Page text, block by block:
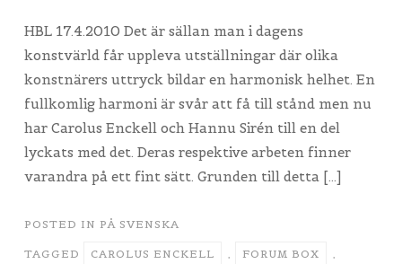
HBL 17.4.2010 Det är sällan man i dagens
konstvärld får uppleva utställningar där olika
konstnärers uttryck bildar en harmonisk helhet. En
fullkomlig harmoni är svår att få till stånd men nu
har Carolus Enckell och Hannu Sirén till en del
lyckats med det. Deras respektive arbeten finner
varandra på ett fint sätt. Grunden till detta […]
POSTED IN PÅ SVENSKA
TAGGED CAROLUS ENCKELL , FORUM BOX ,